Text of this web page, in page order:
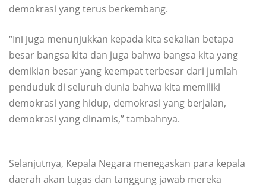
demokrasi yang terus berkembang.
“Ini juga menunjukkan kepada kita sekalian betapa
besar bangsa kita dan juga bahwa bangsa kita yang
demikian besar yang keempat terbesar dari jumlah
penduduk di seluruh dunia bahwa kita memiliki
demokrasi yang hidup, demokrasi yang berjalan,
demokrasi yang dinamis,” tambahnya.
Selanjutnya, Kepala Negara menegaskan para kepala
daerah akan tugas dan tanggung jawab mereka